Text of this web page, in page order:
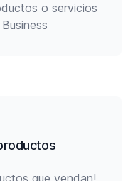
o servicios
que vendan!